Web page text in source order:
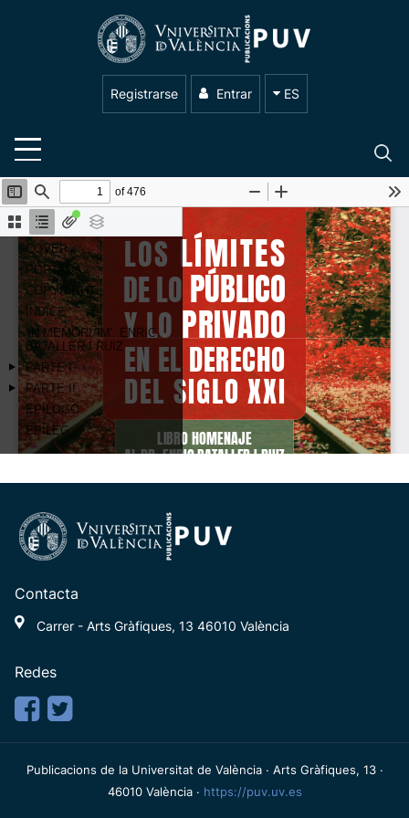
Registrarse Entrar ES
Contacta
Carrer - Arts Gràfiques, 13 46010 València
Redes
Publicacions de la Universitat de València · Arts Gràfiques, 13 ·
46010 València · https://puv.uv.es